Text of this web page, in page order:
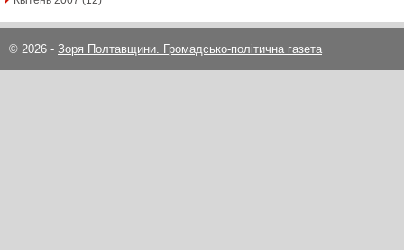
© 2026 - Зоря Полтавщини. Громадсько-політична газета